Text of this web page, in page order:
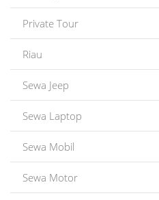
Private Tour
Riau
Sewa Jeep
Sewa Laptop
Sewa Mobil
Sewa Motor